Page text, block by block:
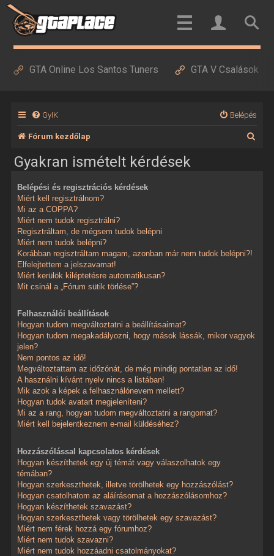
GTA Online Los Santos Tuners GTA V Csalások
GyIK Belépés
Fórum kezdőlap
Gyakran ismételt kérdések
Belépési és regisztrációs kérdések
Miért kell regisztrálnom?
Mi az a COPPA?
Miért nem tudok regisztrálni?
Regisztráltam, de mégsem tudok belépni
Miért nem tudok belépni?
Korábban regisztráltam magam, azonban már nem tudok belépni?!
Elfelejtettem a jelszavamat!
Miért kerülök kiléptetésre automatikusan?
Mit csinál a „Fórum sütik törlése”?
Felhasználói beállítások
Hogyan tudom megváltoztatni a beállításaimat?
Hogyan tudom megakadályozni, hogy mások lássák, mikor vagyok
jelen?
Nem pontos az idő!
Megváltoztattam az időzónát, de még mindig pontatlan az idő!
A használni kívánt nyelv nincs a listában!
Mik azok a képek a felhasználónevem mellett?
Hogyan tudok avatart megjeleníteni?
Mi az a rang, hogyan tudom megváltoztatni a rangomat?
Miért kell bejelentkeznem e-mail küldéséhez?
Hozzászólással kapcsolatos kérdések
Hogyan készíthetek egy új témát vagy válaszolhatok egy
témában?
Hogyan szerkeszthetek, illetve törölhetek egy hozzászólást?
Hogyan csatolhatom az aláírásomat a hozzászólásomhoz?
Hogyan készíthetek szavazást?
Hogyan szerkeszthetek vagy törölhetek egy szavazást?
Miért nem férek hozzá egy fórumhoz?
Miért nem tudok szavazni?
Miért nem tudok hozzáadni csatolmányokat?